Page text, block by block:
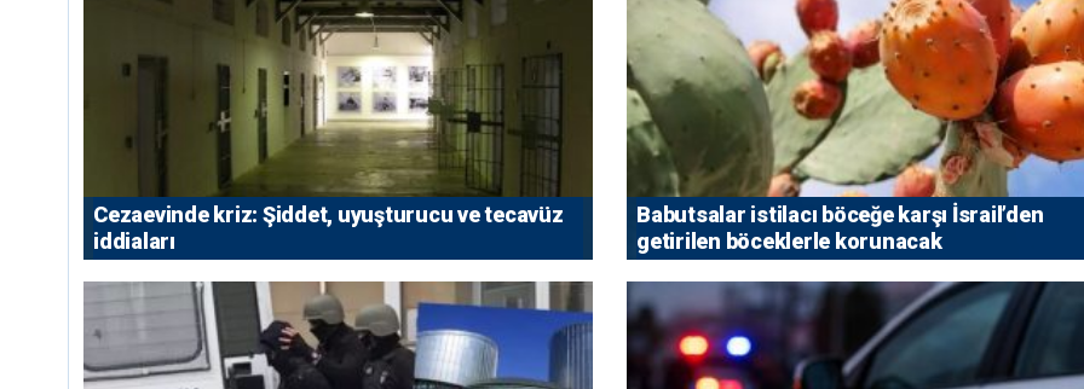
Cezaevinde kriz: Şiddet, uyuşturucu ve tecavüz
iddiaları
Babutsalar istilacı böceğe karşı İsrail’den
getirilen böceklerle korunacak